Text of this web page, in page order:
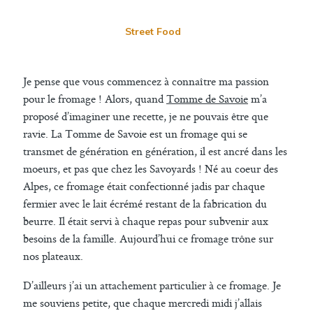
Street Food
Je pense que vous commencez à connaître ma passion
pour le fromage ! Alors, quandTomme de Savoiem’a
proposé d’imaginer une recette, je ne pouvais être que
ravie. La Tomme de Savoie est un fromage qui se
transmet de génération en génération, il est ancré dans les
moeurs, et pas que chez les Savoyards ! Né au coeur des
Alpes, ce fromage était confectionné jadis par chaque
fermier avec le lait écrémé restant de la fabrication du
beurre. Il était servi à chaque repas pour subvenir aux
besoins de la famille. Aujourd’hui ce fromage trône sur
nos plateaux.
D’ailleurs j’ai un attachement particulier à ce fromage. Je
me souviens petite, que chaque mercredi midi j’allais